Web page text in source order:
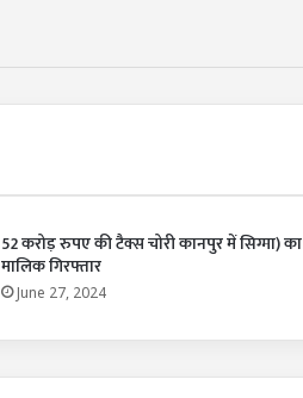
52 करोड़ रुपए की टैक्स चोरी कानपुर में सिग्मा) का
मालिक गिरफ्तार
June 27, 2024